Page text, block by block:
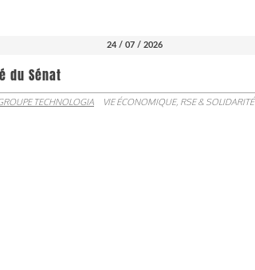
24 / 07 / 2026
du Sénat
TECHNOLOGIA VIE ÉCONOMIQUE, RSE & SOLIDARITÉ